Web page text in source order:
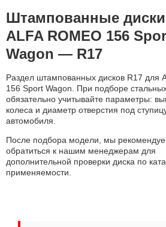
Штампованные диски для
ALFA ROMEO 156
Wagon — R17
Раздел штампованных дисков R17 для
156 Sport Wagon. При подборе
обязательно учитывайте параметры:
колеса и диаметр отверстия под
автомобиля.
После подбора модели, мы
обратиться к нашим менеджерам для
дополнительной проверки диска по
применяемости.